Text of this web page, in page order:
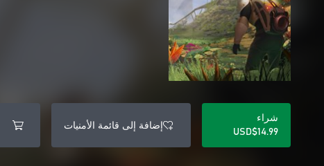
شراء
USD$14.99
إضافة إلى قائمة الأمنيات